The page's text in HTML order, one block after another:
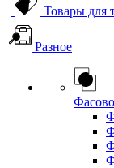
Товары для
Разное